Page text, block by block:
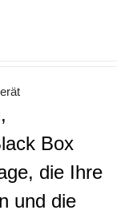
Box
die Ihre
und die